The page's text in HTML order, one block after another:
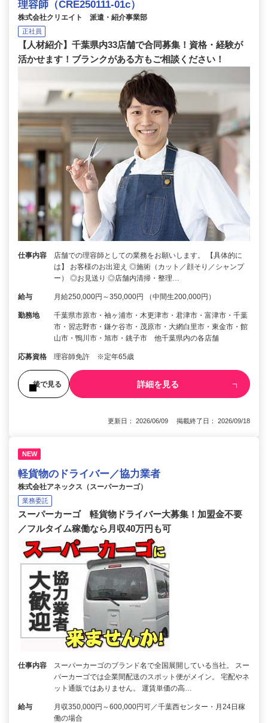
理容師（CRE250111-01c）
株式会社クリエイト 派遣・紹介事業部
正社員
【人材紹介】千葉県内33店舗で合同募集！資格・経験が
活かせます！ブランクがある方もご相談ください！
仕事内容
店舗での理容師としての業務をお願いします。 【具体的に
は】 お客様のお出迎え ◎施術（カット／顔そり／シャンプ
ー） ◎お見送り ◎店舗内清掃・整理…
給与 月給250,000円～350,000円 （中間生200,000円）
勤務地
千葉県市原市・袖ヶ浦市・木更津市・君津市・富津市・千葉
市・習志野市・鎌ケ谷市・茂原市・大網白里市・東金市・館
山市・鴨川市・旭市・銚子市 他千葉県内の各店舗
応募資格 理容師免許 ※定年65歳
後で見る 詳細を見る
更新日： 2026/06/09 掲載終了日： 2026/09/18
NEW
軽貨物のドライバー／協力業者
株式会社アネックス（スーパーカーゴ）
業務委託
スーパーカーゴ 軽貨物ドライバー大募集！加盟金不要
／フルタイム稼働なら月収40万円も可
仕事内容
スーパーカーゴのブランド名で全国展開している当社。 スー
パーカーゴでは企業間配送のスポット便がメイン。 宅配やネ
ット通販ではありません。 運賃単価の高…
給与
月収350,000円～600,000円可／千葉西センター・月24日稼
働の場合